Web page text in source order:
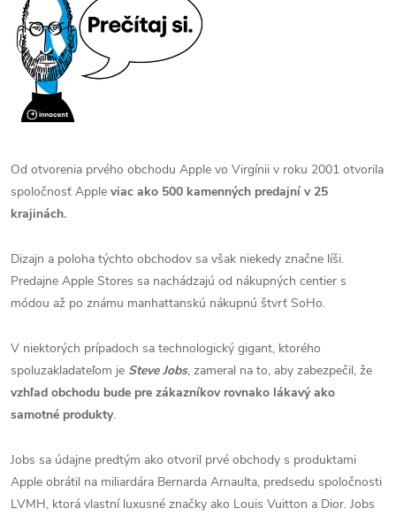
Od otvorenia prvého obchodu Apple vo Virgínii v roku 2001 otvorila
spoločnosť Apple viac ako 500 kamenných predajní v 25
krajinách.
Dizajn a poloha týchto obchodov sa však niekedy značne líši.
Predajne Apple Stores sa nachádzajú od nákupných centier s
módou až po známu manhattanskú nákupnú štvrť SoHo.
V niektorých prípadoch sa technologický gigant, ktorého
spoluzakladateľom je Steve Jobs, zameral na to, aby zabezpečil, že
vzhľad obchodu bude pre zákazníkov rovnako lákavý ako
samotné produkty.
Jobs sa údajne predtým ako otvoril prvé obchody s produktami
Apple obrátil na miliardára Bernarda Arnaulta, predsedu spoločnosti
LVMH, ktorá vlastní luxusné značky ako Louis Vuitton a Dior. Jobs